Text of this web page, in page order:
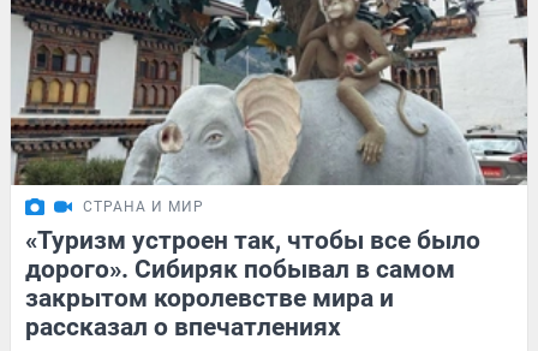
СТРАНА И МИР
«Туризм устроен так, чтобы все было
дорого». Сибиряк побывал в самом
закрытом королевстве мира и
рассказал о впечатлениях